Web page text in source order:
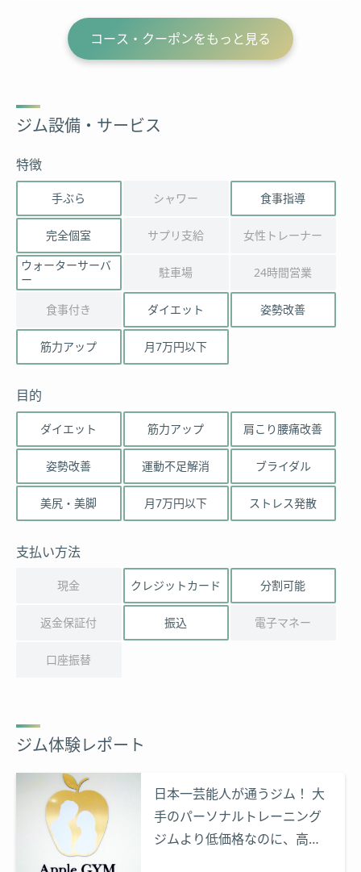
コース・クーポンをもっと見る
ジム設備・サービス
特徴
手ぶら シャワー 食事指導
完全個室 サプリ支給
女性トレーナー
ウォーターサーバ
ー
駐車場 24時間営業
食事付き ダイエット 姿勢改善
筋力アップ 月7万円以下
目的
ダイエット 筋力アップ 肩こり腰痛改善
姿勢改善 運動不足解消 ブライダル
美尻・美脚 月7万円以下 ストレス発散
支払い方法
現金 クレジットカード 分割可能
返金保証付 振込 電子マネー
口座振替
ジム体験レポート
日本一芸能人が通うジム！ 大
手のパーソナルトレーニング
ジムより低価格なのに、高品